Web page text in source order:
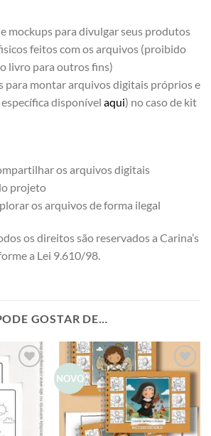
mockups para divulgar seus produtos
feitos com os arquivos (proibido
livro para outros fins)
para montar arquivos digitais próprios e
disponível aqui) no caso de kit
os arquivos digitais
projeto
os arquivos de forma ilegal
os direitos são reservados a Carina’s
a Lei 9.610/98.
GOSTAR DE…
NOVO
Add to
wishlist